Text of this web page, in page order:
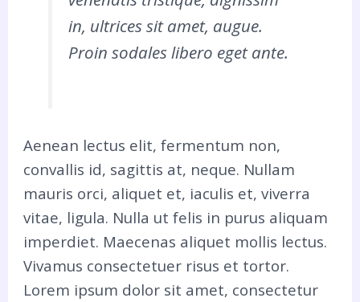
in, ultrices sit amet, augue.
Proin sodales libero eget ante.
Aenean lectus elit, fermentum non,
convallis id, sagittis at, neque. Nullam
mauris orci, aliquet et, iaculis et, viverra
vitae, ligula. Nulla ut felis in purus aliquam
imperdiet. Maecenas aliquet mollis lectus.
Vivamus consectetuer risus et tortor.
Lorem ipsum dolor sit amet, consectetur